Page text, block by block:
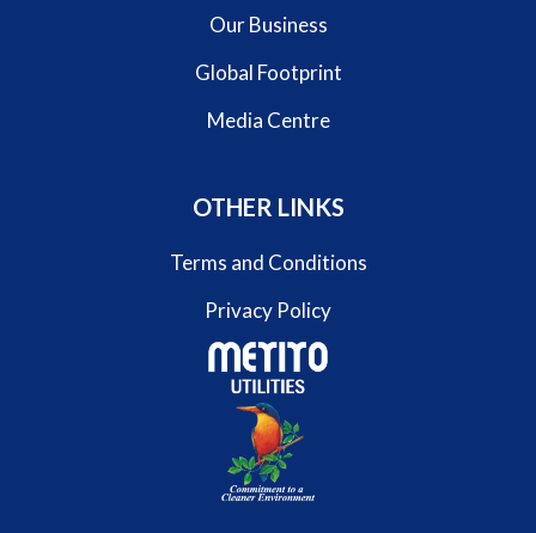
Our Business
Global Footprint
Media Centre
OTHER LINKS
Terms and Conditions
Privacy Policy